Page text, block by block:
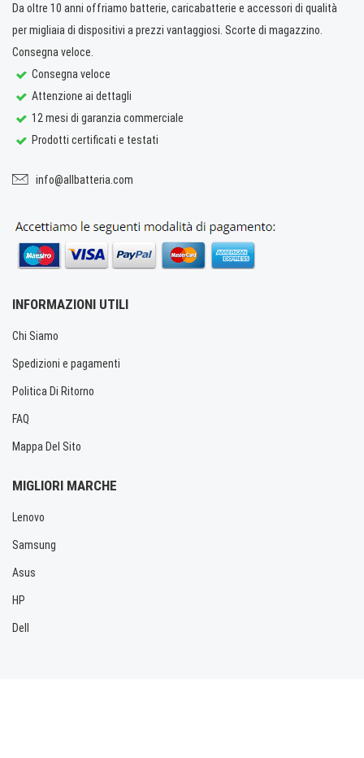
Da oltre 10 anni offriamo batterie, caricabatterie e accessori di qualità
per migliaia di dispositivi a prezzi vantaggiosi. Scorte di magazzino.
Consegna veloce.
Consegna veloce
Attenzione ai dettagli
12 mesi di garanzia commerciale
Prodotti certificati e testati
info@allbatteria.com
INFORMAZIONI UTILI
Chi Siamo
Spedizioni e pagamenti
Politica Di Ritorno
FAQ
Mappa Del Sito
MIGLIORI MARCHE
Lenovo
Samsung
Asus
HP
Dell